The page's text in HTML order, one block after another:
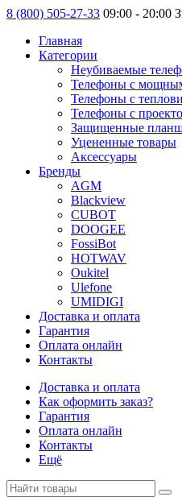
8 (800) 505-27-33 09:00 - 20:00
Главная
Категории
Неубиваемые
Телефоны с
Телефоны с
Телефоны с
Защищенные
Уцененные товары
Аксессуары
Бренды
AGM
Blackview
CUBOT
DOOGEE
FossiBot
HOTWAV
Oukitel
Ulefone
UMIDIGI
Доставка и оплата
Гарантия
Оплата онлайн
Контакты
Доставка и оплата
Как оформить заказ?
Гарантия
Оплата онлайн
Контакты
Ещё